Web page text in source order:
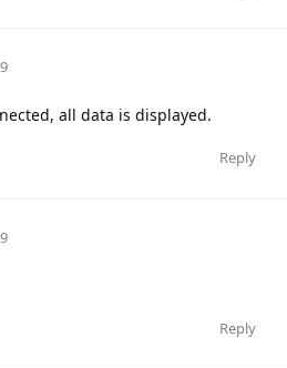
all data is displayed.
Reply
Reply